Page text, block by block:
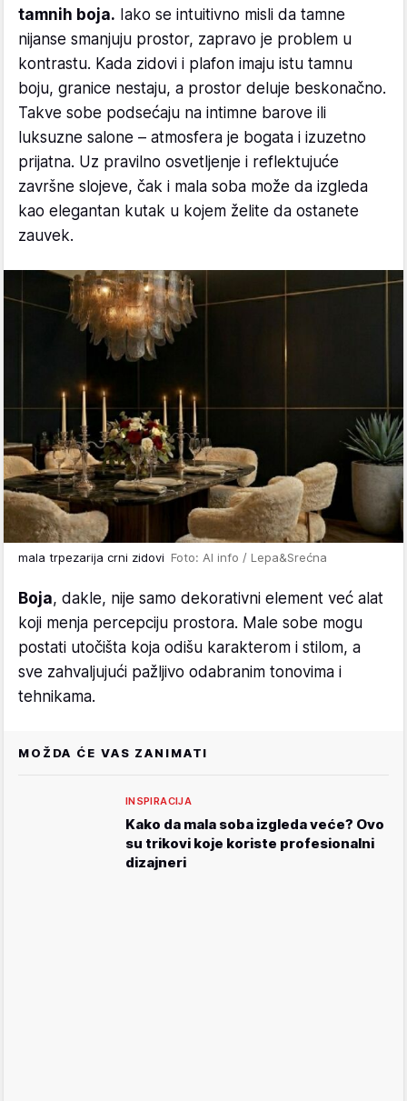
tamnih boja. Iako se intuitivno misli da tamne
nijanse smanjuju prostor, zapravo je problem u
kontrastu. Kada zidovi i plafon imaju istu tamnu
boju, granice nestaju, a prostor deluje beskonačno.
Takve sobe podsećaju na intimne barove ili
luksuzne salone – atmosfera je bogata i izuzetno
prijatna. Uz pravilno osvetljenje i reflektujuće
završne slojeve, čak i mala soba može da izgleda
kao elegantan kutak u kojem želite da ostanete
zauvek.
mala trpezarija crni zidovi Foto: AI info / Lepa&Srećna
Boja, dakle, nije samo dekorativni element već alat
koji menja percepciju prostora. Male sobe mogu
postati utočišta koja odišu karakterom i stilom, a
sve zahvaljujući pažljivo odabranim tonovima i
tehnikama.
MOŽDA ĆE VAS ZANIMATI
INSPIRACIJA
Kako da mala soba izgleda veće? Ovo
su trikovi koje koriste profesionalni
dizajneri